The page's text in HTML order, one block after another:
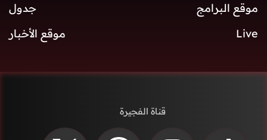
موقع البرامج
جدول
Live
موقع الأخبار
قناة الفجيرة